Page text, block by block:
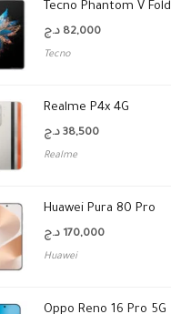
Tecno Phantom V Fold
82,000 د.ج
Tecno
Realme P4x 4G
38,500 د.ج
Realme
Huawei Pura 80 Pro
170,000 د.ج
Huawei
Oppo Reno 16 Pro 5G